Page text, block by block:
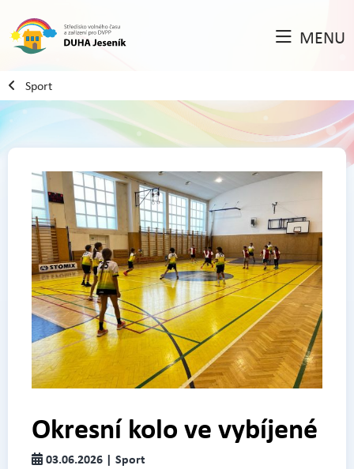
MENU
Sport
Okresní kolo ve vybíjené
03.06.2026 | Sport